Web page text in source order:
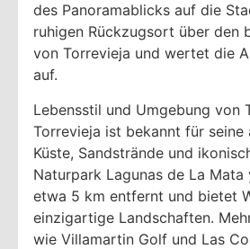
des Panoramablicks auf die
ruhigen Rückzugsort über den
von Torrevieja und wertet die
auf.
Lebensstil und Umgebung von
Torrevieja ist bekannt für seine
Küste, Sandstrände und
Naturpark Lagunas de La Mata
etwa 5 km entfernt und bietet
einzigartige Landschaften.
wie Villamartin Golf und Las